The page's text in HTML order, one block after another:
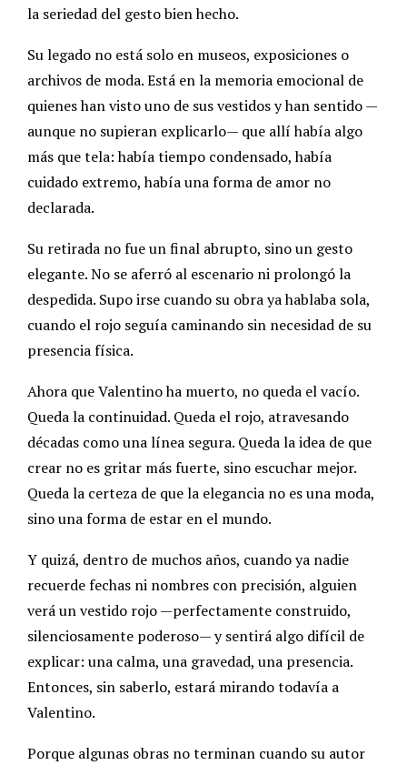
la seriedad del gesto bien hecho.
Su legado no está solo en museos, exposiciones o
archivos de moda. Está en la memoria emocional de
quienes han visto uno de sus vestidos y han sentido —
aunque no supieran explicarlo— que allí había algo
más que tela: había tiempo condensado, había
cuidado extremo, había una forma de amor no
declarada.
Su retirada no fue un final abrupto, sino un gesto
elegante. No se aferró al escenario ni prolongó la
despedida. Supo irse cuando su obra ya hablaba sola,
cuando el rojo seguía caminando sin necesidad de su
presencia física.
Ahora que Valentino ha muerto, no queda el vacío.
Queda la continuidad. Queda el rojo, atravesando
décadas como una línea segura. Queda la idea de que
crear no es gritar más fuerte, sino escuchar mejor.
Queda la certeza de que la elegancia no es una moda,
sino una forma de estar en el mundo.
Y quizá, dentro de muchos años, cuando ya nadie
recuerde fechas ni nombres con precisión, alguien
verá un vestido rojo —perfectamente construido,
silenciosamente poderoso— y sentirá algo difícil de
explicar: una calma, una gravedad, una presencia.
Entonces, sin saberlo, estará mirando todavía a
Valentino.
Porque algunas obras no terminan cuando su autor